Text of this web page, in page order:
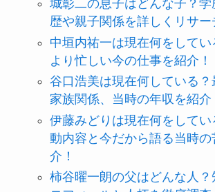
城彰二の息子はどんな子？
歴や親子関係を詳しくリサー
中垣内祐一は現在何をして
より忙しい今の仕事を紹介！
谷口浩美は現在何している
家族関係、当時の年収を紹介
伊藤みどりは現在何をして
動内容と今だから語る当時の
介！
柿谷曜一朗の父はどんな人